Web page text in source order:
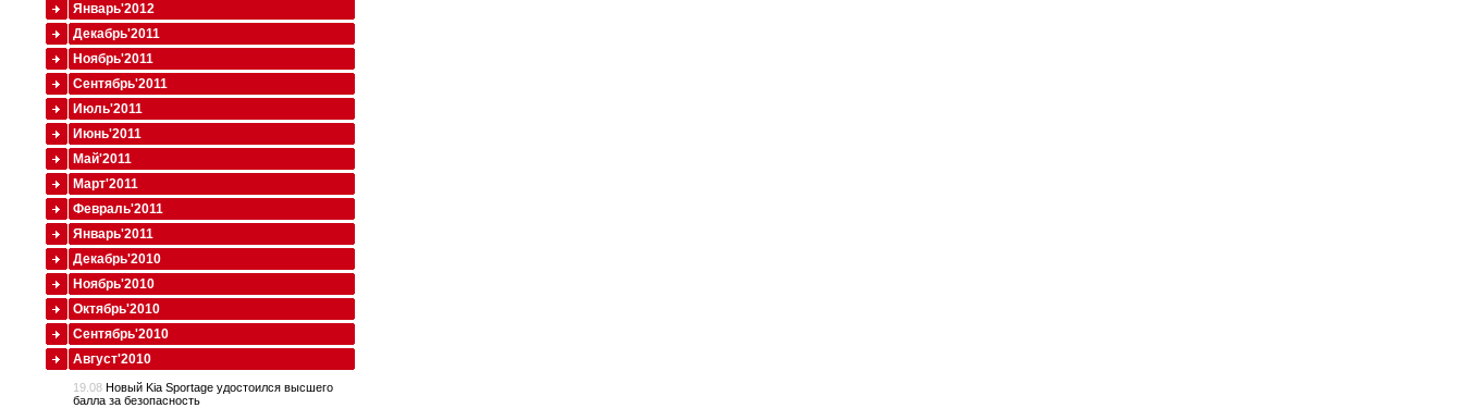
Январь'2012
Декабрь'2011
Ноябрь'2011
Сентябрь'2011
Июль'2011
Июнь'2011
Май'2011
Март'2011
Февраль'2011
Январь'2011
Декабрь'2010
Ноябрь'2010
Октябрь'2010
Сентябрь'2010
Август'2010
19.08 Новый Kia Sportage удостоился высшего
балла за безопасность